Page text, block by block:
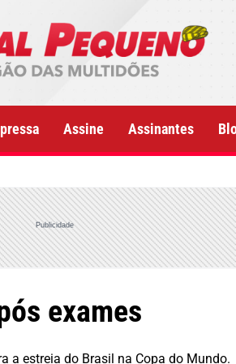
Assine Assinantes
Publicidade
exames
a estreia do Brasil na Copa do Mundo.